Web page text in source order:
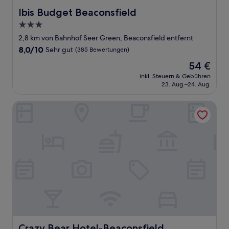
Ibis Budget Beaconsfield
Ibis Budget Beaconsfield
3.0-
Sterne-
Unterkunft
2,8 km von Bahnhof Seer Green, Beaconsfield entfernt
8.0
Bewertungen)
8,0/10 Sehr gut (385 Bewertungen)
Der
Preis
beträgt
54 €
inkl. Steuern & Gebühren
23. Aug.–24. Aug.
Crazy Bear Hotel-Beaconsfield